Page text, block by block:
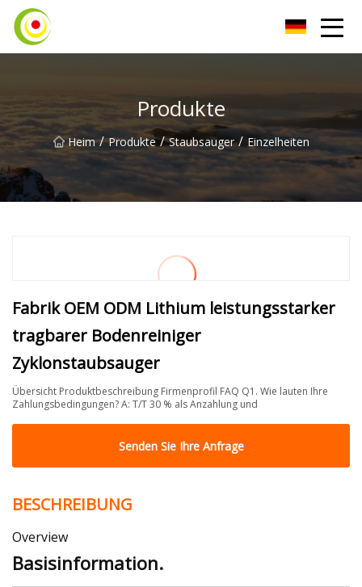
Produkte
Heim / Produkte / Staubsauger / Einzelheiten
Fabrik OEM ODM Lithium leistungsstarker
tragbarer Bodenreiniger
Zyklonstaubsauger
Übersicht Produktbeschreibung Firmenprofil FAQ Q1. Wie lauten Ihre
Zahlungsbedingungen? A: T/T 30 % als Anzahlung und
Senden Sie Ihre Anfrage
BESCHREIBUNG
Overview
Basisinformation.